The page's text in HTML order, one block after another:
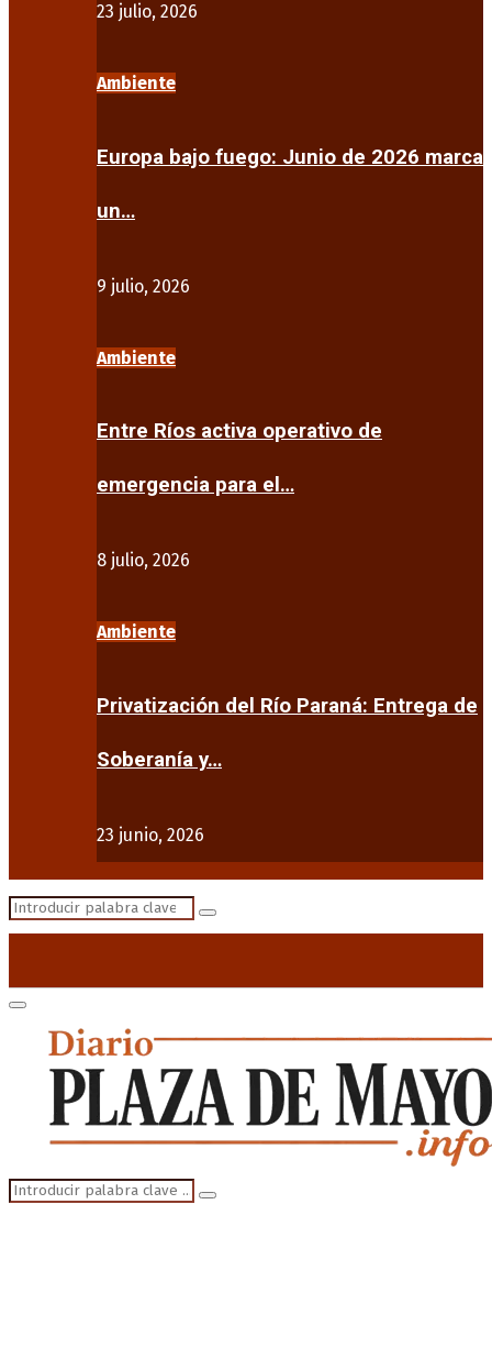
23 julio, 2026
Ambiente
Europa bajo fuego: Junio de 2026 marca
un…
9 julio, 2026
Ambiente
Entre Ríos activa operativo de
emergencia para el…
8 julio, 2026
Ambiente
Privatización del Río Paraná: Entrega de
Soberanía y…
23 junio, 2026
Search
Search
Primary
Menu
Search
for:
Search